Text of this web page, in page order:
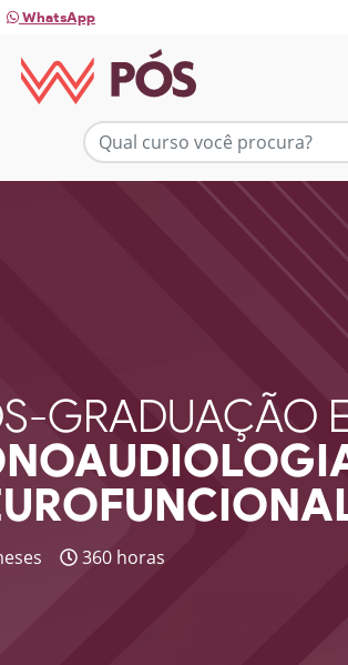
WhatsApp
GRADUAÇÃO
360 horas